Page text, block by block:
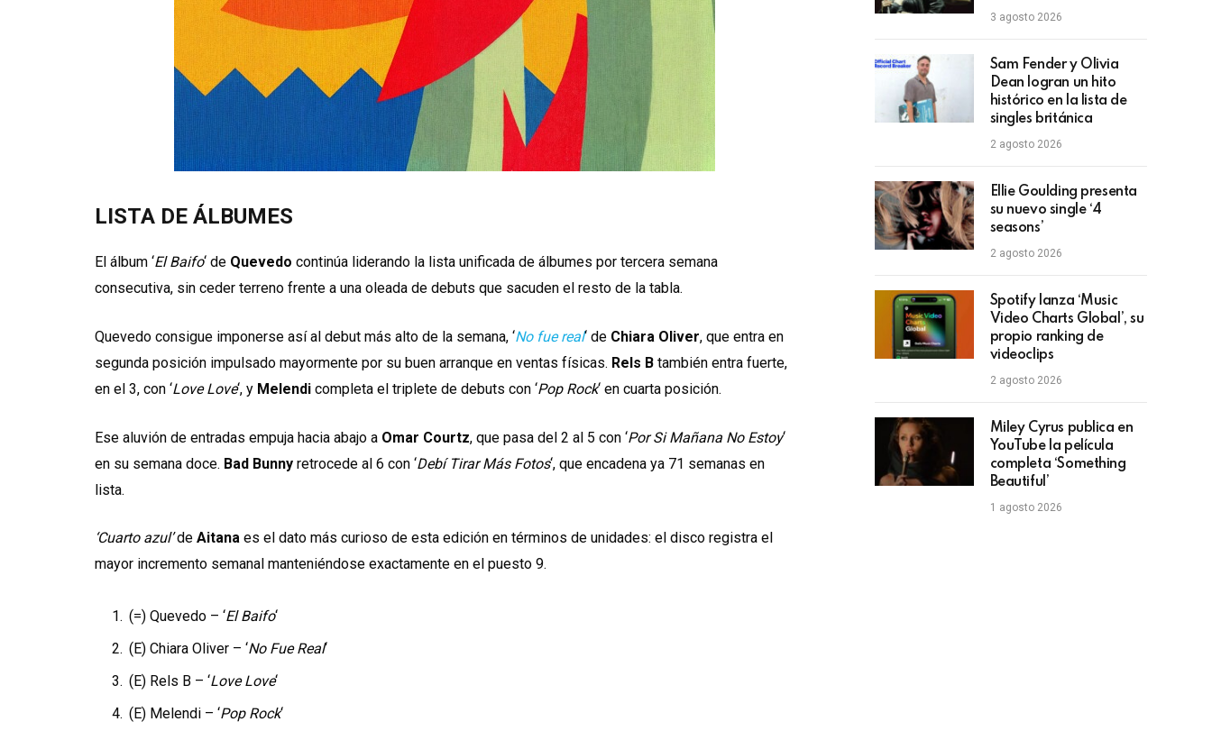
LISTA DE ÁLBUMES
El álbum ‘El Baifo‘ de Quevedo continúa liderando la lista unificada de álbumes por tercera semana
consecutiva, sin ceder terreno frente a una oleada de debuts que sacuden el resto de la tabla.
Quevedo consigue imponerse así al debut más alto de la semana, ‘No fue real‘ de Chiara Oliver, que entra en
segunda posición impulsado mayormente por su buen arranque en ventas físicas. Rels B también entra fuerte,
en el 3, con ‘Love Love‘, y Melendi completa el triplete de debuts con ‘Pop Rock‘ en cuarta posición.
Ese aluvión de entradas empuja hacia abajo a Omar Courtz, que pasa del 2 al 5 con ‘Por Si Mañana No Estoy‘
en su semana doce. Bad Bunny retrocede al 6 con ‘Debí Tirar Más Fotos‘, que encadena ya 71 semanas en
lista.
‘Cuarto azul’deAitana es el dato más curioso de esta edición en términos de unidades: el disco registra el
mayor incremento semanal manteniéndose exactamente en el puesto 9.
(=) Quevedo – ‘El Baifo‘
(E) Chiara Oliver – ‘No Fue Real‘
(E) Rels B – ‘Love Love‘
(E) Melendi – ‘Pop Rock‘
3 agosto 2026
Sam Fender y Olivia
Dean logran un hito
histórico en la lista de
singles británica
2 agosto 2026
Ellie Goulding presenta
su nuevo single ‘4
seasons’
2 agosto 2026
Spotify lanza ‘Music
Video Charts Global’, su
propio ranking de
videoclips
2 agosto 2026
Miley Cyrus publica en
YouTube la película
completa ‘Something
Beautiful’
1 agosto 2026